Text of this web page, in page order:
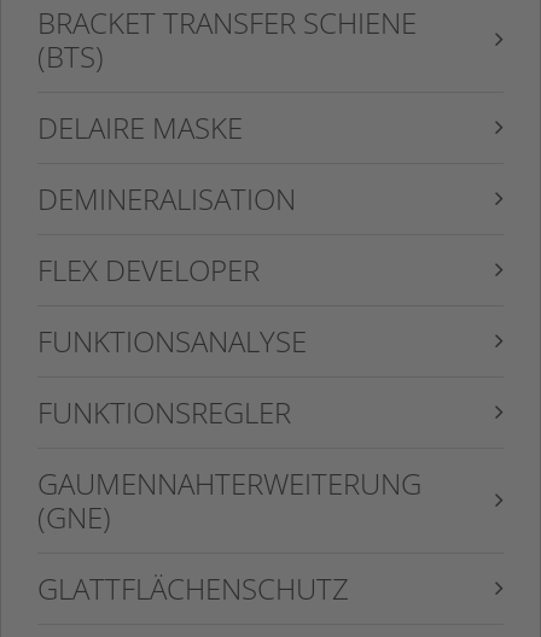
BRACKET TRANSFER SCHIENE
(BTS)
DELAIRE MASKE
DEMINERALISATION
FLEX DEVELOPER
FUNKTIONSANALYSE
FUNKTIONSREGLER
GAUMENNAHTERWEITERUNG
(GNE)
GLATTFLÄCHENSCHUTZ